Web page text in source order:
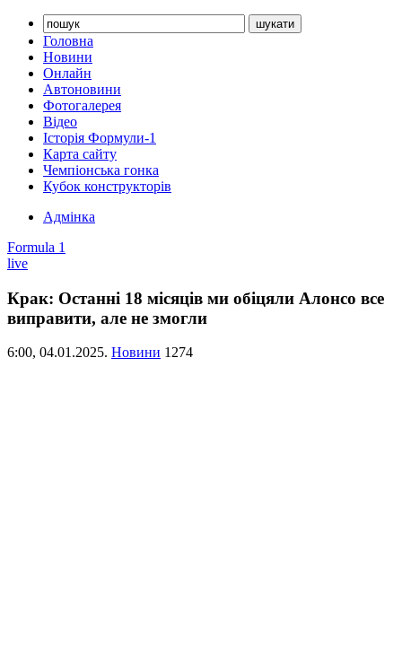
Головна
Новини
Онлайн
Автоновини
Фотогалерея
Відео
Історія Формули-1
Карта сайту
Чемпіонська гонка
Кубок конструкторів
Адмінка
Formula 1
live
Крак: Останні 18 місяців ми обіцяли Алонсо все
виправити, але не змогли
6:00, 04.01.2025. Новини 1274